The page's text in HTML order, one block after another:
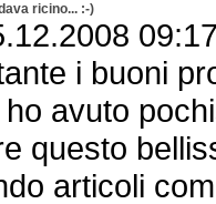
ricino... :-)
i buoni
avuto
questo
articoli